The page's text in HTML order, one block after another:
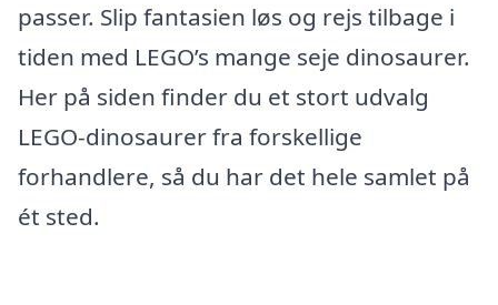
passer. Slip fantasien løs og rejs tilbage i
tiden med LEGO’s mange seje dinosaurer.
Her på siden finder du et stort udvalg
LEGO-dinosaurer fra forskellige
forhandlere, så du har det hele samlet på
ét sted.